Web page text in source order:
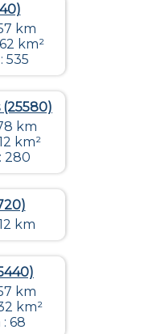
km
km²
535
km
km²
280
km
km
km²
68